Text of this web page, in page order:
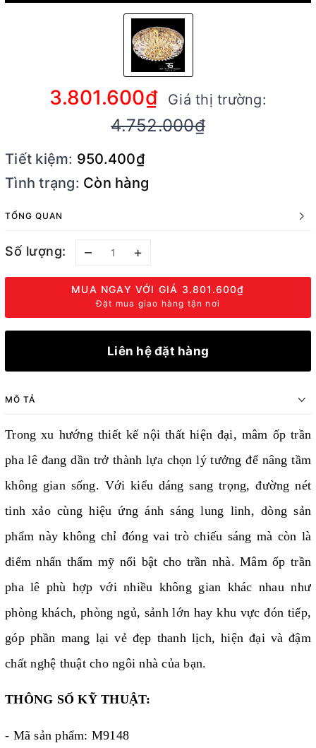
3.801.600₫ Giá thị trường:
4.752.000₫
Tiết kiệm: 950.400₫
Tình trạng: Còn hàng
TỔNG QUAN
Số lượng: – +
MUA NGAY VỚI GIÁ 3.801.600₫
Đặt mua giao hàng tận nơi
Liên hệ đặt hàng
MÔ TẢ
Trong xu hướng thiết kế nội thất hiện đại, mâm ốp trần
pha lê đang dần trở thành lựa chọn lý tưởng để nâng tầm
không gian sống. Với kiểu dáng sang trọng, đường nét
tinh xảo cùng hiệu ứng ánh sáng lung linh, dòng sản
phẩm này không chỉ đóng vai trò chiếu sáng mà còn là
điểm nhấn thẩm mỹ nổi bật cho trần nhà. Mâm ốp trần
pha lê phù hợp với nhiều không gian khác nhau như
phòng khách, phòng ngủ, sảnh lớn hay khu vực đón tiếp,
góp phần mang lại vẻ đẹp thanh lịch, hiện đại và đậm
chất nghệ thuật cho ngôi nhà của bạn.
THÔNG SỐ KỸ THUẬT:
- Mã sản phẩm: M9148